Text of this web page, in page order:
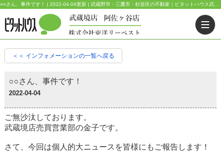
＜＜ インフォメーションの一覧へ戻る
○○さん、事件です！
2022-04-04
ご無沙汰しております。
武蔵境店売買営業部の金子です。
さて、今回は個人的大ニュースを皆様にもご報告します！